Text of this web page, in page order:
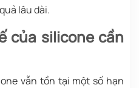
lâu dài.
của silicone cần
vẫn tồn tại một số hạn